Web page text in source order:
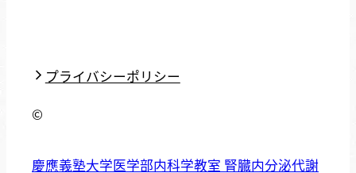
プライバシーポリシー
©
慶應義塾大学医学部内科学教室 腎臓内分泌代謝